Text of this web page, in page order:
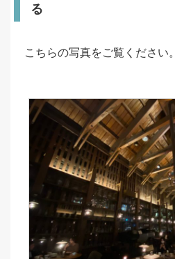
る
こちらの写真をご覧ください。